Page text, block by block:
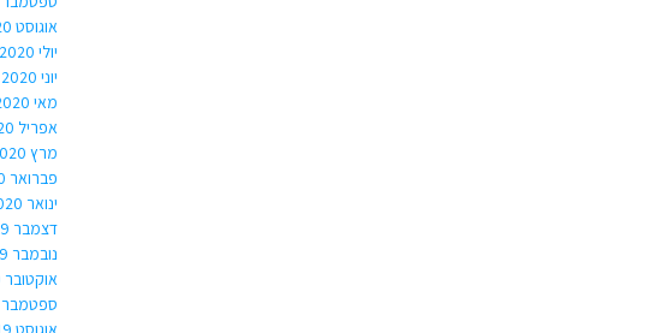
אוגוסט 2020
יולי 2020
יוני 2020
מאי 2020
אפריל 2020
מרץ 2020
פברואר 2020
ינואר 2020
דצמבר 2019
נובמבר 2019
אוקטובר 2019
ספטמבר 2019